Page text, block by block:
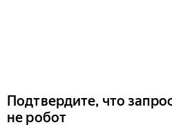
Подтвердите, что
не робот